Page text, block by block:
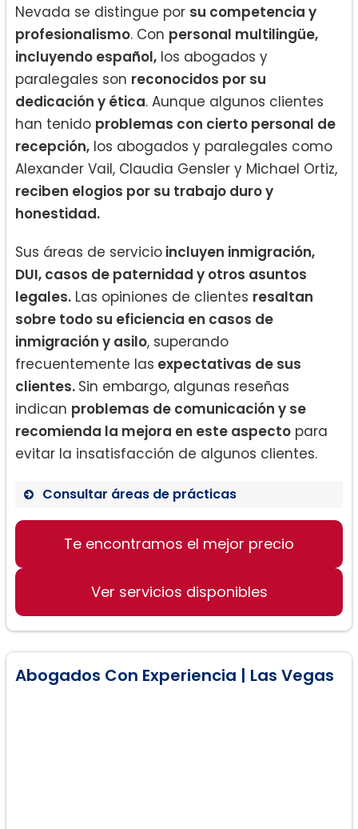
Nevada se distingue por su competencia y
profesionalismo. Con personal multilingüe,
incluyendo español, los abogados y
paralegales son reconocidos por su
dedicación y ética. Aunque algunos clientes
han tenido problemas con cierto personal de
recepción, los abogados y paralegales como
Alexander Vail, Claudia Gensler y Michael Ortiz,
reciben elogios por su trabajo duro y
honestidad.
Sus áreas de servicio incluyen inmigración,
DUI, casos de paternidad y otros asuntos
legales. Las opiniones de clientes resaltan
sobre todo su eficiencia en casos de
inmigración y asilo, superando
frecuentemente las expectativas de sus
clientes. Sin embargo, algunas reseñas
indican problemas de comunicación y se
recomienda la mejora en este aspecto para
evitar la insatisfacción de algunos clientes.
Consultar áreas de prácticas
Inmigración
DUI
Te encontramos el mejor precio
Ver servicios disponibles
Abogados Con Experiencia | Las Vegas